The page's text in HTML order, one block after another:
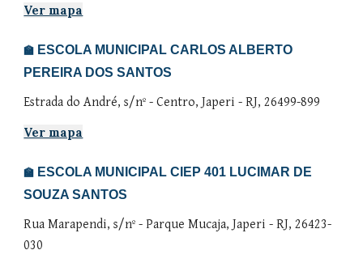
Ver mapa
🏫 ESCOLA MUNICIPAL CARLOS ALBERTO
PEREIRA DOS SANTOS
Estrada do André, s/nº - Centro, Japeri - RJ, 26499-899
Ver mapa
🏫 ESCOLA MUNICIPALCIEP 401 LUCIMAR DE
SOUZA SANTOS
Rua Marapendi, s/nº -Parque Mucaja, Japeri - RJ,26423-
030